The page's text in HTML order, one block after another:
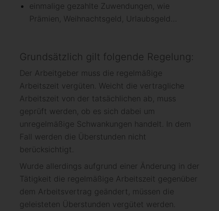
einmalige gezahlte Zuwendungen, wie
Prämien, Weihnachtsgeld, Urlaubsgeld…
Grundsätzlich gilt folgende Regelung:
Der Arbeitgeber muss die regelmäßige
Arbeitszeit vergüten. Weicht die vertragliche
Arbeitszeit von der tatsächlichen ab, muss
geprüft werden, ob es sich dabei um
unregelmäßige Schwankungen handelt. In dem
Fall werden die Überstunden nicht
berücksichtigt.
Wurde allerdings aufgrund einer Änderung in der
Tätigkeit die regelmäßige Arbeitszeit gegenüber
dem Arbeitsvertrag geändert, müssen die
geleisteten Überstunden vergütet werden.